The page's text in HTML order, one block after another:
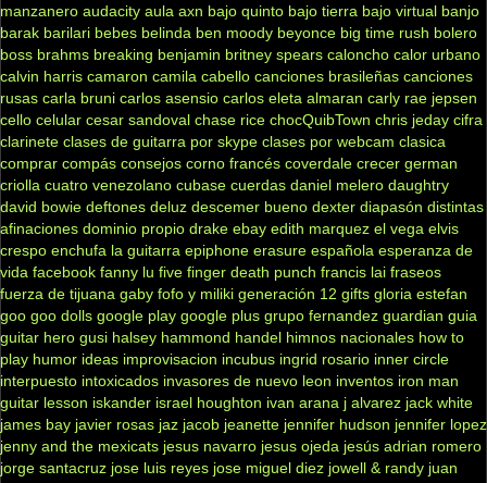
manzanero audacity aula axn bajo quinto bajo tierra bajo virtual banjo
barak barilari bebes belinda ben moody beyonce big time rush bolero
boss brahms breaking benjamin britney spears caloncho calor urbano
calvin harris camaron camila cabello canciones brasileñas canciones
rusas carla bruni carlos asensio carlos eleta almaran carly rae jepsen
cello celular cesar sandoval chase rice chocQuibTown chris jeday cifra
clarinete clases de guitarra por skype clases por webcam clasica
comprar compás consejos corno francés coverdale crecer german
criolla cuatro venezolano cubase cuerdas daniel melero daughtry
david bowie deftones deluz descemer bueno dexter diapasón distintas
afinaciones dominio propio drake ebay edith marquez el vega elvis
crespo enchufa la guitarra epiphone erasure española esperanza de
vida facebook fanny lu five finger death punch francis lai fraseos
fuerza de tijuana gaby fofo y miliki generación 12 gifts gloria estefan
goo goo dolls google play google plus grupo fernandez guardian guia
guitar hero gusi halsey hammond handel himnos nacionales how to
play humor ideas improvisacion incubus ingrid rosario inner circle
interpuesto intoxicados invasores de nuevo leon inventos iron man
guitar lesson iskander israel houghton ivan arana j alvarez jack white
james bay javier rosas jaz jacob jeanette jennifer hudson jennifer lopez
jenny and the mexicats jesus navarro jesus ojeda jesús adrian romero
jorge santacruz jose luis reyes jose miguel diez jowell & randy juan